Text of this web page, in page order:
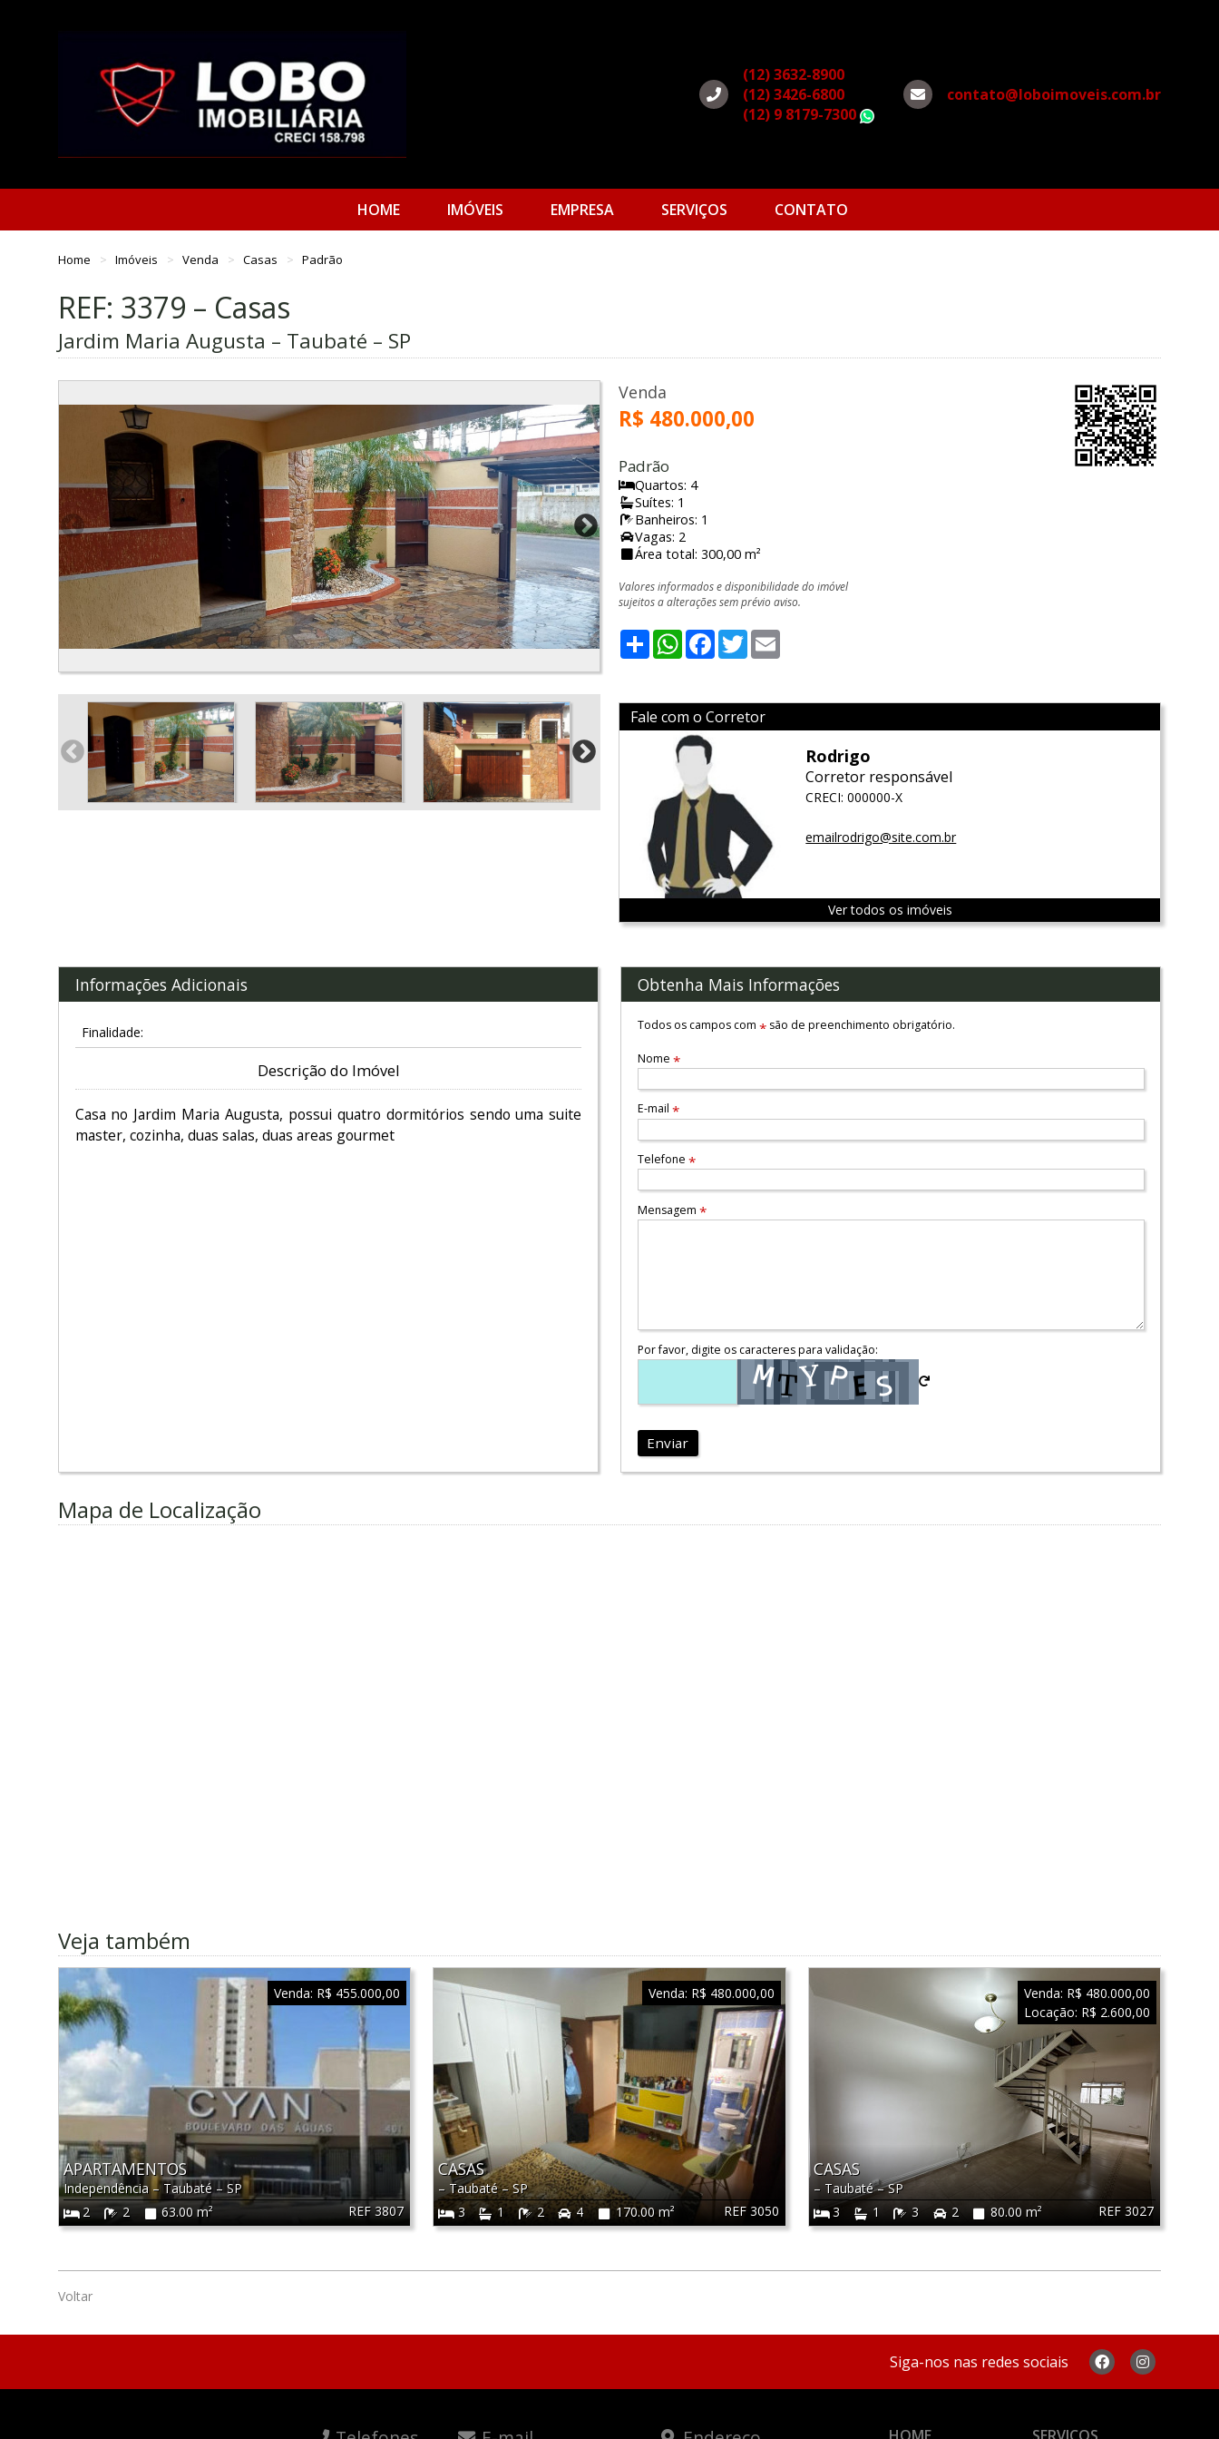
(12) 3632-8900
(12) 3426-6800
(12) 9 8179-7300
contato@loboimoveis.com.br
HOME IMÓVEIS EMPRESA SERVIÇOS CONTATO
Home Imóveis Venda Casas Padrão
REF: 3379 – Casas
Jardim Maria Augusta – Taubaté – SP
Venda
R$ 480.000,00
Padrão
Quartos: 4
Suítes: 1
Banheiros: 1
Vagas: 2
Área total: 300,00 m²
Valores informados e disponibilidade do imóvel
sujeitos a alterações sem prévio aviso.
ShareWhatsApp
Facebook
Twitter
Fale com o Corretor
Rodrigo
Corretor responsável
CRECI: 000000-X
emailrodrigo@site.com.br
Ver todos os imóveis
Informações Adicionais
Finalidade:
Descrição do Imóvel
Casa no Jardim Maria Augusta, possui quatro dormitórios sendo uma suite
master, cozinha, duas salas, duas areas gourmet
Obtenha Mais Informações
Todos os campos com *são de preenchimento obrigatório.
Nome *
E-mail *
Telefone *
Mensagem *
Por favor, digite os caracteres para validação:
Enviar
Mapa de Localização
Veja também
REF 3807
APARTAMENTOS
Independência– Taubaté – SP
2
2 63.00 m²
Venda: R$ 455.000,00
REF 3050
CASAS
– Taubaté–SP
3
1 2 4 170.00 m²
Venda: R$ 480.000,00
REF 3027
CASAS
– Taubaté–SP
3
1 3 2 80.00 m²
Venda: R$ 480.000,00
Locação: R$ 2.600,00
Voltar
Siga-nos nas redes sociais